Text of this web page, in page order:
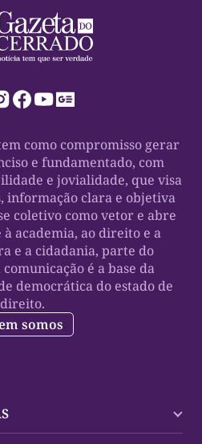
como compromisso gerar
e fundamentado, com
e jovialidade, que visa
informação clara e objetiva
coletivo como vetor e abre
à academia, ao direito e a
e a cidadania, parte do
é a base da
democrática do estado de
direito.
somos